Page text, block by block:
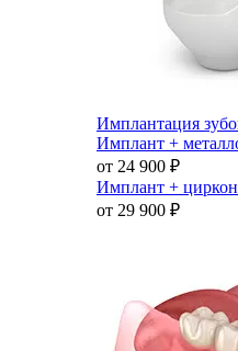
Имплантация
Имплант +
от 24 900 ₽
Имплант +
от 29 900 ₽